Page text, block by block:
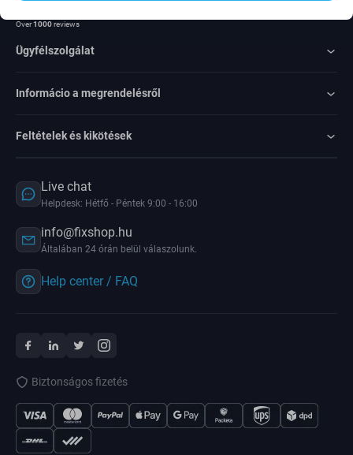
Over1000reviews
Ügyfélszolgálat
Informácio a megrendelésről
Feltételek és kikötések
Live chat
Helpdesk: Hétfő - Péntek 9:00 - 16:00
info@fixshop.hu
Általában 24 órán belül válaszolunk.
Help center / FAQ
Biztonságos fizetés